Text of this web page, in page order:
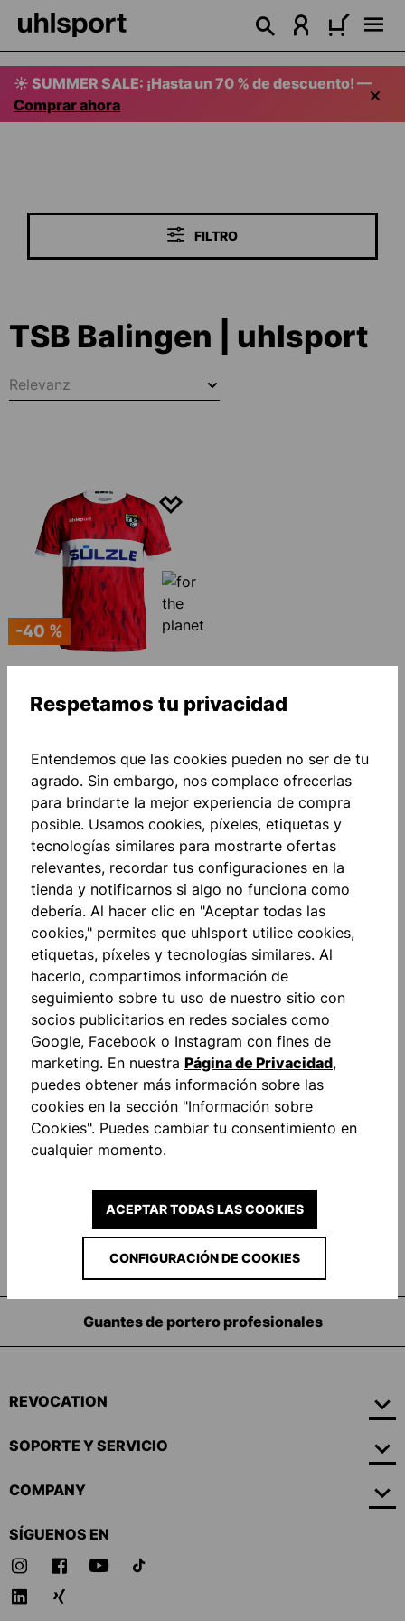
principal
☀️ SUMMER SALE: ¡Hasta un 70 % de descuento! —
Comprar ahora
FILTRO
TSB Balingen | uhlsport
Relevanz
-40 %
HEIMTRIKOT 25/26
¡SIEMPRE INFORMADO
Y AHORRANDO
DINERO!
Sea el primero en conocer los nuevos
productos y promociones. Además, ¡un
10% de descuento!
Guantes de portero profesionales
REVOCATION
SOPORTE Y SERVICIO
COMPANY
SÍGUENOS EN
Respetamos tu privacidad
Entendemos que las cookies pueden no ser de tu
agrado. Sin embargo, nos complace ofrecerlas
para brindarte la mejor experiencia de compra
posible. Usamos cookies, píxeles, etiquetas y
tecnologías similares para mostrarte ofertas
relevantes, recordar tus configuraciones en la
tienda y notificarnos si algo no funciona como
debería. Al hacer clic en "Aceptar todas las
cookies," permites que uhlsport utilice cookies,
etiquetas, píxeles y tecnologías similares. Al
hacerlo, compartimos información de
seguimiento sobre tu uso de nuestro sitio con
socios publicitarios en redes sociales como
Google, Facebook o Instagram con fines de
marketing. En nuestra Página de Privacidad,
puedes obtener más información sobre las
cookies en la sección "Información sobre
Cookies". Puedes cambiar tu consentimiento en
cualquier momento.
CONFIGURACIÓN DE COOKIES
ACEPTAR TODAS LAS COOKIES